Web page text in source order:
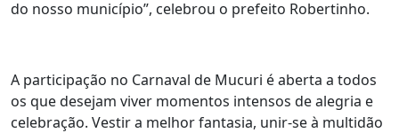
do nosso município”, celebrou o prefeito Robertinho.
A participação no Carnaval de Mucuri é aberta a todos
os que desejam viver momentos intensos de alegria e
celebração. Vestir a melhor fantasia, unir-se à multidão